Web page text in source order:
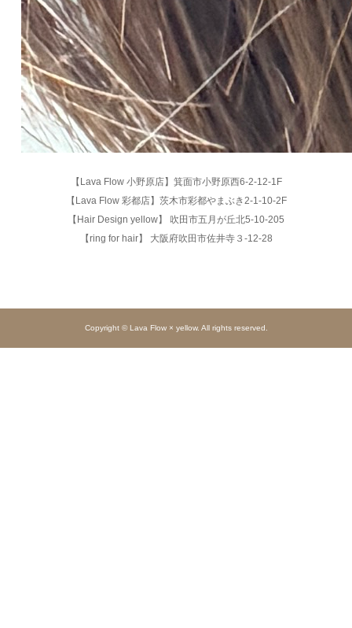
【Lava Flow 小野原店】箕面市小野原西6-2-12-1F
【Lava Flow 彩都店】茨木市彩都やまぶき2-1-10-2F
【Hair Design yellow】 吹田市五月が丘北5-10-205
【ring for hair】 大阪府吹田市佐井寺３-12-28
Copyright © Lava Flow × yellow. All rights reserved.